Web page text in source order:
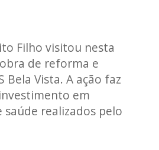
Filho visitou nesta
de reforma e
Bela Vista. A ação faz
em
realizados pelo